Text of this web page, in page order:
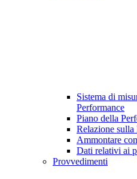
Sistema di
Performance
Piano della
Relazione sulla
Ammontare
Dati relativi ai
Provvedimenti